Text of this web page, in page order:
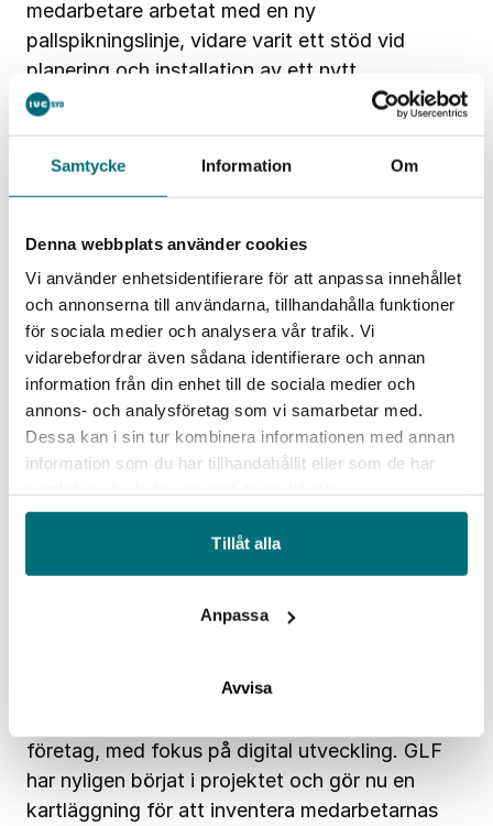
Samtycke Information Om
Denna webbplats använder cookies
Vi använder enhetsidentifierare för att anpassa innehållet
och annonserna till användarna, tillhandahålla funktioner
för sociala medier och analysera vår trafik. Vi
vidarebefordrar även sådana identifierare och annan
information från din enhet till de sociala medier och
annons- och analysföretag som vi samarbetar med.
Dessa kan i sin tur kombinera informationen med annan
information som du har tillhandahållit eller som de har
Tillåt alla
Anpassa
Avvisa
medarbetare arbetat med en ny
pallspikningslinje, vidare varit ett stöd vid
planering och installation av ett nytt
affärssystem och mätt produktivitet och spill
utbyte, både för projektledaren och för oss.
saker och med olika människor.
Från vänster: Kire Gelevski, Produktionschef, Edon
Lushaku, KTP-projektledare, Johan Wester, VD
Förutom att tillföra kunskap utifrån genom
IUC Syd gått in i CoSkill, ett projekt som
företag, med fokus på digital utveckling. GLF
har nyligen börjat i projektet och gör nu en
kartläggning för att inventera medarbetarnas